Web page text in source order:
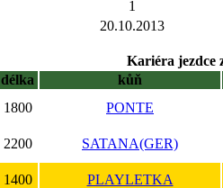
1
20.10.2013
Kariéra jezdce
délka
kůň
1800 PONTE
2200 SATANA(GER)
1400
PLAYLETKA